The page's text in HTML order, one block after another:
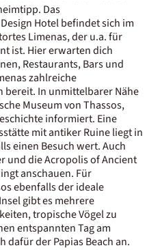
Das
Hotel befindet sich im
Limenas, der u.a. für
ist. Hier erwarten dich
Restaurants, Bars und
zahlreiche
In unmittelbarer Nähe
Museum von Thassos,
informiert. Eine
mit antiker Ruine liegt in
einen Besuch wert. Auch
und die Acropolis of Ancient
anschauen. Für
ebenfalls der ideale
gibt es mehrere
tropische Vögel zu
entspannten Tag am
dafür der Papias Beach an.